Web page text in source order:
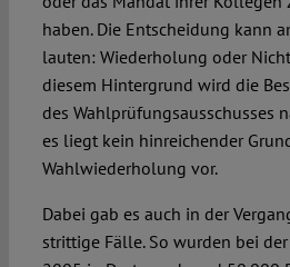
haben. Die Entscheidung kann
lauten: Wiederholung oder
diesem Hintergrund wird die
des Wahlprüfungsausschusses
es liegt kein hinreichender
Wahlwiederholung vor.
Dabei gab es auch in der
strittige Fälle. So wurden bei